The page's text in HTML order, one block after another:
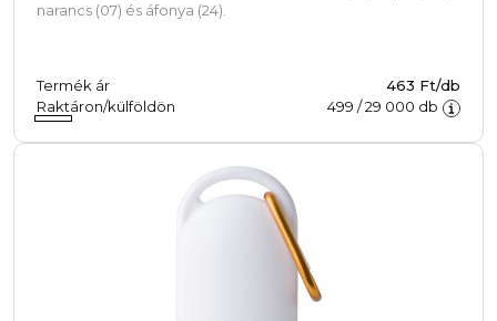
narancs (07) és áfonya (24).
Termék ár
463 Ft/db
Raktáron/külföldön
499 /29 000 db